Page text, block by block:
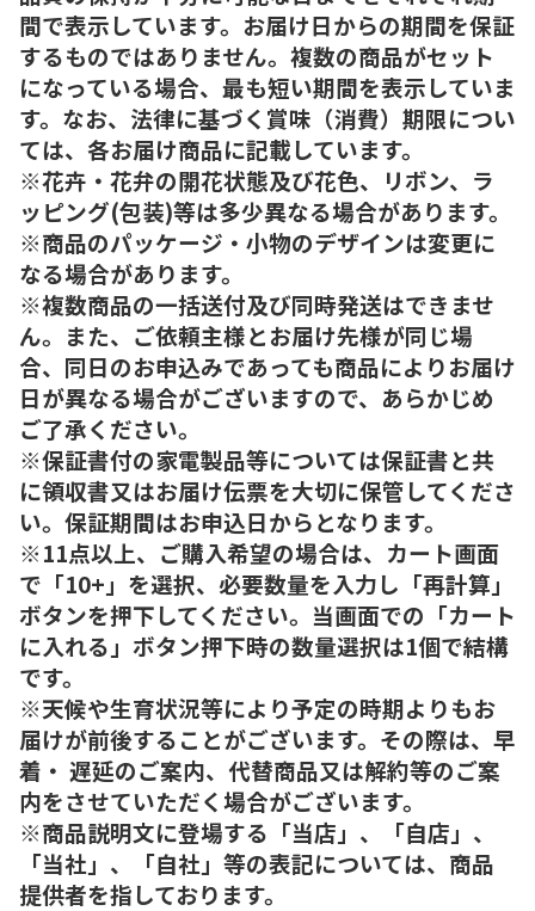
間で表示しています。お届け日からの期間を保証
するものではありません。複数の商品がセット
になっている場合、最も短い期間を表示していま
す。なお、法律に基づく賞味（消費）期限につい
ては、各お届け商品に記載しています。
※花卉・花弁の開花状態及び花色、リボン、ラ
ッピング(包装)等は多少異なる場合があります。
※商品のパッケージ・小物のデザインは変更に
なる場合があります。
※複数商品の一括送付及び同時発送はできませ
ん。また、ご依頼主様とお届け先様が同じ場
合、同日のお申込みであっても商品によりお届け
日が異なる場合がございますので、あらかじめ
ご了承ください。
※保証書付の家電製品等については保証書と共
に領収書又はお届け伝票を大切に保管してくださ
い。保証期間はお申込日からとなります。
※11点以上、ご購入希望の場合は、カート画面
で「10+」を選択、必要数量を入力し「再計算」
ボタンを押下してください。当画面での「カート
に入れる」ボタン押下時の数量選択は1個で結構
です。
※天候や生育状況等により予定の時期よりもお
届けが前後することがございます。その際は、早
着・ 遅延のご案内、代替商品又は解約等のご案
内をさせていただく場合がございます。
※商品説明文に登場する「当店」、「自店」、
「当社」、「自社」等の表記については、商品
提供者を指しております。